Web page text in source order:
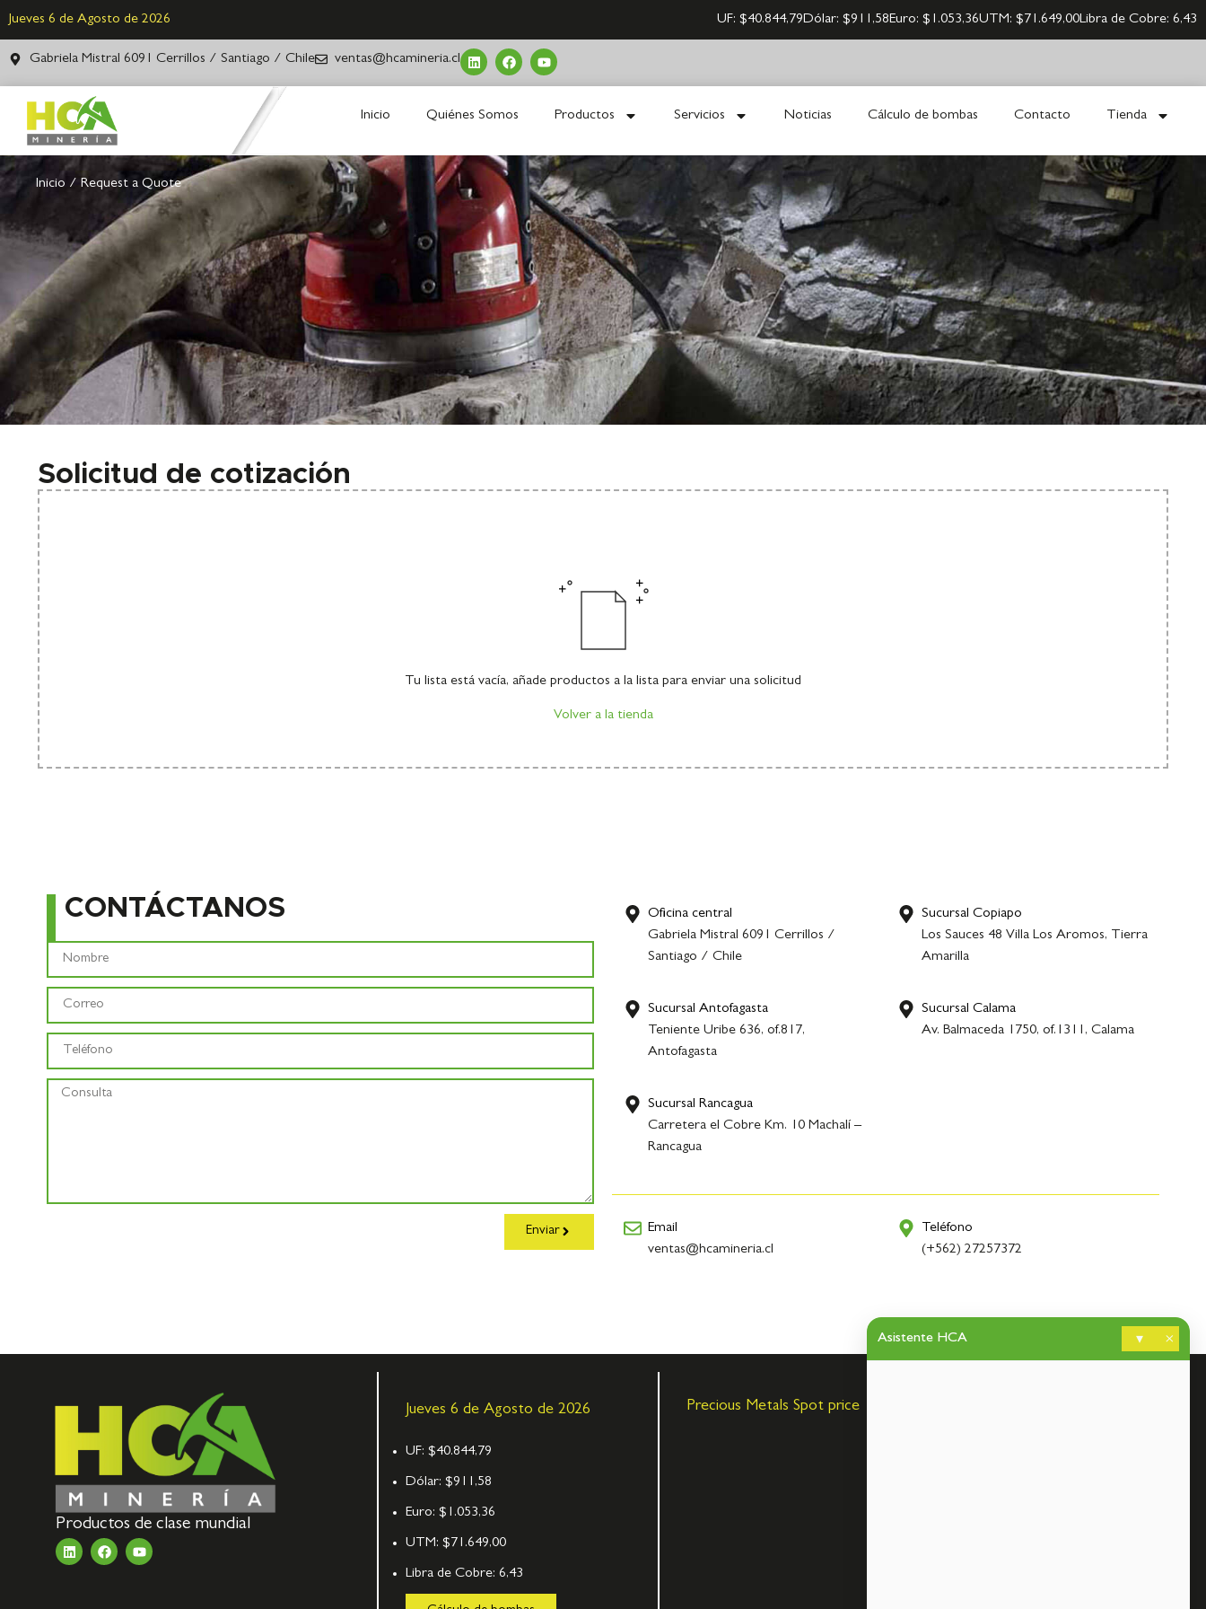
Jueves 6 de Agosto de 2026 UF: $40.844,79Dólar: $911,58Euro: $1.053,36UTM: $71.649,00Libra de Cobre: 6,43
Gabriela Mistral 6091 Cerrillos / Santiago / Chile ventas@hcamineria.cl
Inicio Quiénes Somos Productos Servicios Noticias Cálculo de bombas Contacto Tienda
Asistente HCA ▾ ×
Inicio / Request a Quote
Solicitud de cotización
Tu lista está vacía, añade productos a la lista para enviar una solicitud
Volver a la tienda
CONTÁCTANOS
Enviar
Oficina central
Gabriela Mistral 6091 Cerrillos /
Santiago / Chile
Sucursal Copiapo
Los Sauces 48 Villa Los Aromos, Tierra
Amarilla
Sucursal Antofagasta
Teniente Uribe 636, of.817,
Antofagasta
Sucursal Calama
Av. Balmaceda 1750, of.1311, Calama
Sucursal Rancagua
Carretera el Cobre Km. 10 Machalí –
Rancagua
Email
ventas@hcamineria.cl
Teléfono
(+562) 27257372
Productos de clase mundial
Jueves 6 de Agosto de 2026
UF: $40.844,79
Dólar: $911,58
Euro: $1.053,36
UTM: $71.649,00
Libra de Cobre: 6,43
Precious Metals Spot price